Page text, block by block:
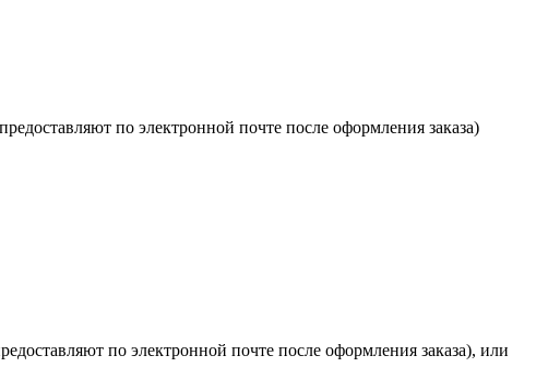
по электронной почте после оформления заказа)
по электронной почте после оформления заказа), или